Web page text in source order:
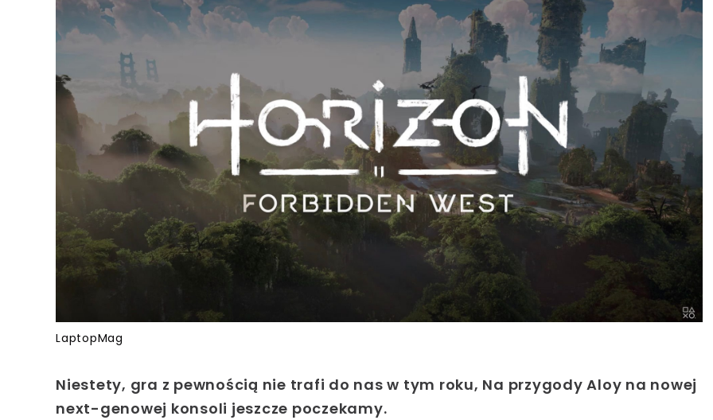
LaptopMag
Niestety, gra z pewnością nie trafi do nas w tym roku, Na przygody Aloy na nowej
next-genowej konsoli jeszcze poczekamy.